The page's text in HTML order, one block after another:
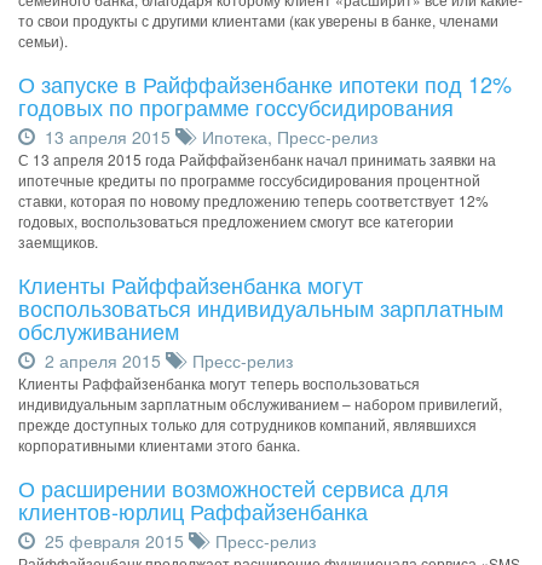
то свои продукты с другими клиентами (как уверены в банке, членами
семьи).
О запуске в Райффайзенбанке ипотеки под 12%
годовых по программе госсубсидирования
13 апреля 2015 Ипотека, Пресс-релиз
С 13 апреля 2015 года Райффайзенбанк начал принимать заявки на
ипотечные кредиты по программе госсубсидирования процентной
ставки, которая по новому предложению теперь соответствует 12%
годовых, воспользоваться предложением смогут все категории
заемщиков.
Клиенты Райффайзенбанка могут
воспользоваться индивидуальным зарплатным
обслуживанием
2 апреля 2015 Пресс-релиз
Клиенты Раффайзенбанка могут теперь воспользоваться
индивидуальным зарплатным обслуживанием – набором привилегий,
прежде доступных только для сотрудников компаний, являвшихся
корпоративными клиентами этого банка.
О расширении возможностей сервиса для
клиентов-юрлиц Раффайзенбанка
25 февраля 2015 Пресс-релиз